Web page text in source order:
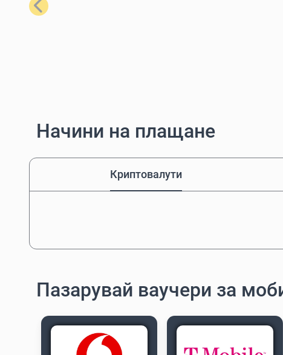
Предишен
Начини на плащане
Криптовалути
Пазарувай ваучери за